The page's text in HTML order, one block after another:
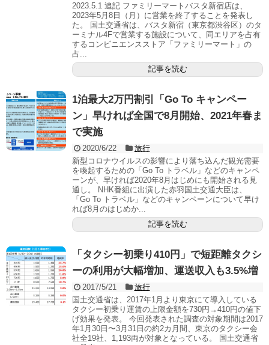
2023.5.1 追記 ファミリーマートバスタ新宿店は、
2023年5月8日（月）に営業を終了することを発表し
た。 国土交通省は、バスタ新宿（東京都渋谷区）のタ
ーミナル4Fで営業する施設について、同エリアを占有
するコンビニエンスストア「ファミリーマート」の
占...
記事を読む
1泊最大2万円割引「Go To キャンペー
ン」早ければ全国で8月開始、2021年春ま
で実施
2020/6/22
旅行
新型コロナウイルスの影響により落ち込んだ観光需要
を喚起するための「Go To トラベル」などのキャンペ
ーンが、早ければ2020年8月はじめにも開始される見
通し。 NHK番組に出演した赤羽国土交通大臣は、
「Go To トラベル」などのキャンペーンについて早け
れば8月のはじめか...
記事を読む
「タクシー初乗り410円」で短距離タクシ
ーの利用が大幅増加、運送収入も3.5%増
2017/5/21
旅行
国土交通省は、2017年1月より東京にて導入している
タクシー初乗り運賃の上限金額を730円→410円の値下
げ効果を発表。 今回発表された調査の対象期間は2017
年1月30日〜3月31日の約2カ月間、東京のタクシー会
社全19社、1,193両が対象となっている。 国土交通省